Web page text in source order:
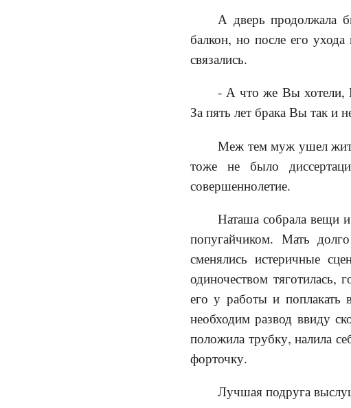
А дверь продолжала
балкон, но после его
связались.
- А что же Вы хотели,
За пять лет брака Вы так и
Меж тем муж ушел
тоже не было
совершеннолетие.
Наташа собрала вещи
попугайчиком. Мать
сменялись истеричные
одиночеством тяготилась,
его у работы и
необходим развод ввиду
положила трубку, налила
форточку.
Лучшая подруга